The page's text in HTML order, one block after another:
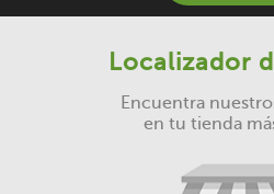
Localizador
Encuentra
en tu tienda